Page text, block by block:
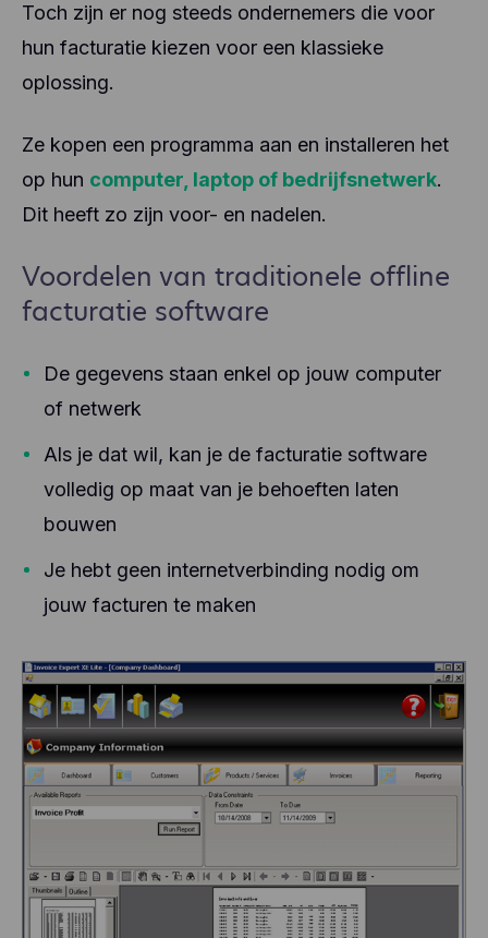
Toch zijn er nog steeds ondernemers die voor
hun facturatie kiezen voor een klassieke
oplossing.
Ze kopen een programma aan en installeren het
op hun computer, laptop of bedrijfsnetwerk.
Dit heeft zo zijn voor- en nadelen.
Voordelen van traditionele offline
facturatie software
De gegevens staan enkel op jouw computer
of netwerk
Als je dat wil, kan je de facturatie software
volledig op maat van je behoeften laten
bouwen
Je hebt geen internetverbinding nodig om
jouw facturen te maken